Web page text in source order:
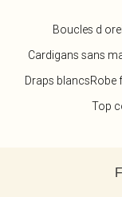
Boucles d
Cardigans sans
Draps blancsRobe
Top